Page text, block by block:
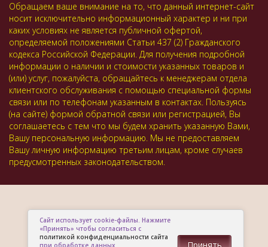
Обращаем ваше внимание на то, что данный интернет-сайт
носит исключительно информационный характер и ни при
каких условиях не является публичной офертой,
определяемой положениями Статьи 437 (2) Гражданского
кодекса Российской Федерации. Для получения подробной
информации о наличии и стоимости указанных товаров и
(или) услуг, пожалуйста, обращайтесь к менеджерам отдела
клиентского обслуживания с помощью специальной формы
связи или по телефонам указанным в контактах. Пользуясь
(на сайте) формой обратной связи или регистрацией, Вы
соглашаетесь с тем что мы будем хранить указанную Вами,
Вашу персональную информацию. Мы не предоставляем
Вашу личную информацию третьим лицам, кроме случаев
предусмотренных законодательством.
Сайт использует cookie-файлы. Нажмите
«Принять» чтобы согласиться с
политикой конфиденциальности сайта
при обработке данных.